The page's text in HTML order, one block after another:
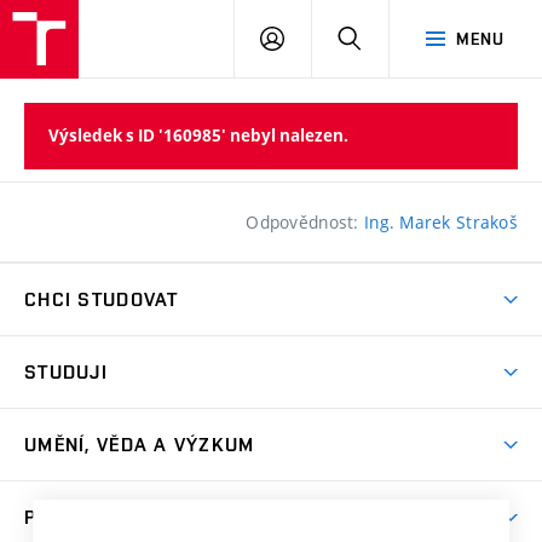
MENU
PŘIHLÁSIT
Výsledek s ID '160985' nebyl nalezen.
Odpovědnost: Ing. Marek Strakoš
CHCI STUDOVAT
Přijímačky
Dny otevřených dveří
Přípravné kurzy
STUDUJI
Časový plán studia
UMĚNÍ, VĚDA A VÝZKUM
PRO VEŘEJNOST